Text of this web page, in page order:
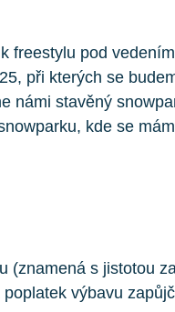
freestylu pod
při kterých se
námi stavěný
kde se
s jistotou
výbavu